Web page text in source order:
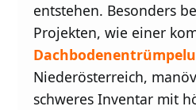
entstehen. Besonders
Projekten, wie einer
Niederösterreich,
schweres Inventar mit